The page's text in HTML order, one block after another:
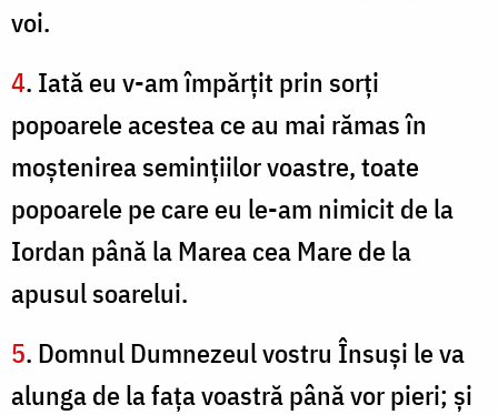
voi.
4. Iată eu v-am împărţit prin sorţi
popoarele acestea ce au mai rămas în
moştenirea seminţiilor voastre, toate
popoarele pe care eu le-am nimicit de la
Iordan până la Marea cea Mare de la
apusul soarelui.
5. Domnul Dumnezeul vostru Însuşi le va
alunga de la faţa voastră până vor pieri; şi